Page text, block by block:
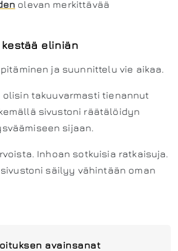
olevan merkittävää
eliniän
ja suunnittelu vie aikaa.
takuuvarmasti tienannut
sivustoni räätälöidyn
sijaan.
Inhoan sotkuisia ratkaisuja.
säilyy vähintään oman
avainsanat